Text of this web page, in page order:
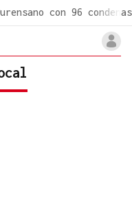
con 96 condenas